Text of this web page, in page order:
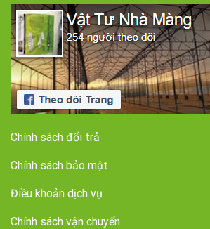
Chính sách đổi trả
Chính sách bảo mật
Điều khoản dịch vụ
Chính sách vận chuyển